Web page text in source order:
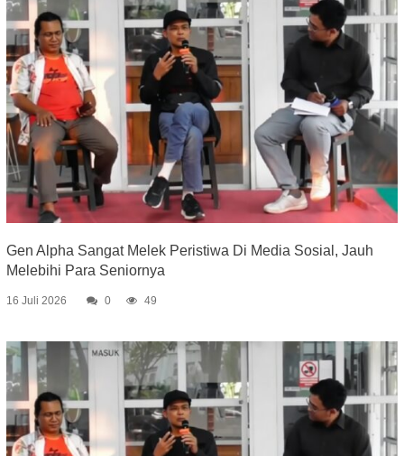
Gen Alpha Sangat Melek Peristiwa Di Media Sosial, Jauh
Melebihi Para Seniornya
16 Juli 2026 0 49